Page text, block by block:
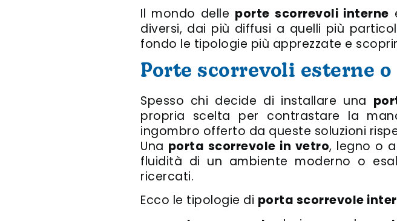
Il mondo delle porte scorrevoli interne
diversi, dai più diffusi a quelli più
fondo le tipologie più apprezzate e
Porte scorrevoli esterne
Spesso chi decide di installare una
propria scelta per contrastare la
ingombro offerto da queste soluzioni
Una porta scorrevole in vetro, legno o
fluidità di un ambiente moderno o
ricercati.
Ecco le tipologie di porta scorrevole